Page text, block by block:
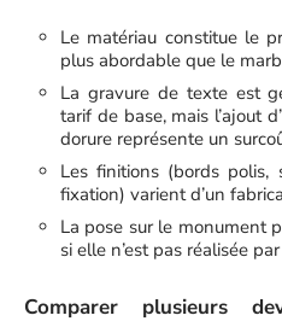
Le matériau constitue le
plus abordable que le
La gravure de texte est
tarif de base, mais l’ajout
dorure représente un
Les finitions (bords polis,
fixation) varient d’un
La pose sur le monument
si elle n’est pas réalisée
Comparer plusieurs